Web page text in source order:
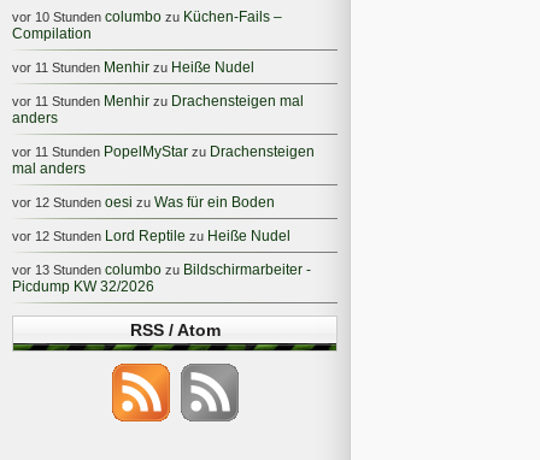
vor 10 Stunden columbo zu Küchen-Fails –
Compilation
vor 11 Stunden Menhir zu Heiße Nudel
vor 11 Stunden Menhir zu Drachensteigen mal
anders
vor 11 Stunden PopelMyStar zu Drachensteigen
mal anders
vor 12 Stunden oesi zu Was für ein Boden
vor 12 Stunden Lord Reptile zu Heiße Nudel
vor 13 Stunden columbo zu Bildschirmarbeiter -
Picdump KW 32/2026
RSS / Atom